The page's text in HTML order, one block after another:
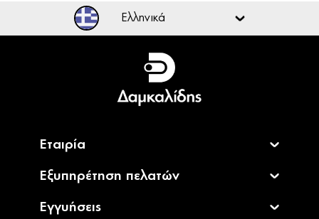
Ελληνικά
Ελληνικά
English
Εταιρία
Εξυπηρέτηση πελατών
Εγγυήσεις